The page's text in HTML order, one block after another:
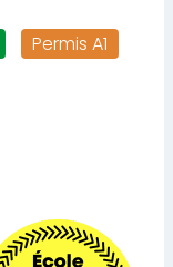
Permis A1